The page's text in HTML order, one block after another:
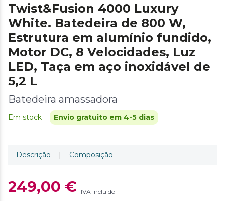
Twist&Fusion 4000 Luxury
White. Batedeira de 800 W,
Estrutura em alumínio fundido,
Motor DC, 8 Velocidades, Luz
LED, Taça em aço inoxidável de
5,2 L
Batedeira amassadora
Em stock Envio gratuito em 4-5 dias
Descrição | Composição
249,00 € IVA incluído